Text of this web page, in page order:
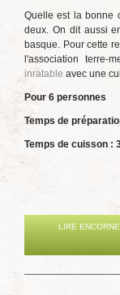
Quelle est la bonne
deux. On dit aussi
basque. Pour cette
l'association terre-
inratable avec une
Pour 6 personnes
Temps de
Temps de cuisson :
LIRE